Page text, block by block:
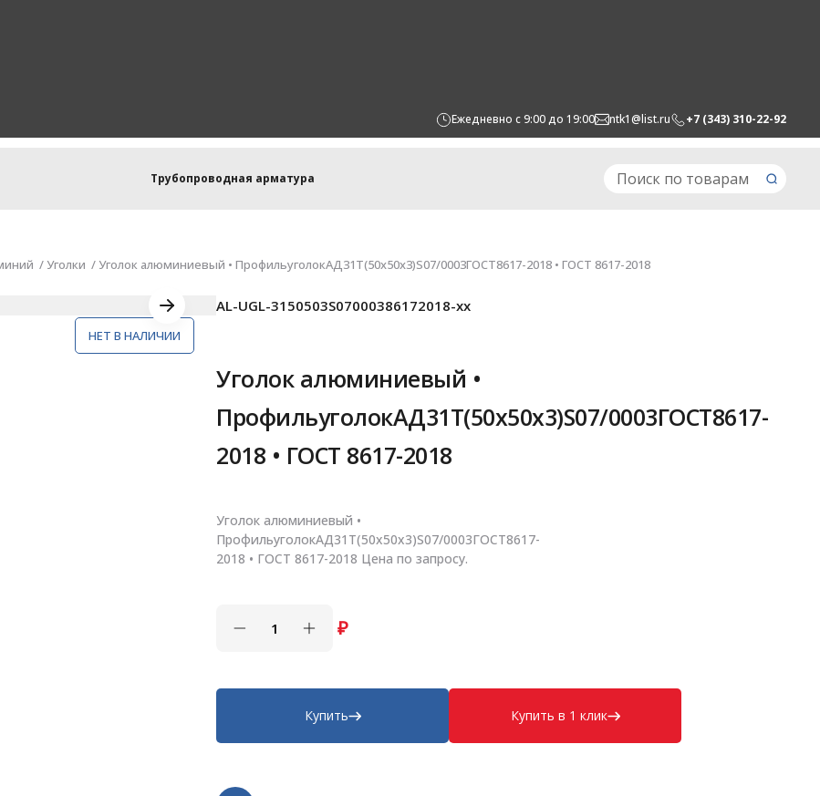
Ежедневно с 9:00 до 19:00 ntk1@list.ru +7 (343) 310-22-92
Трубопроводная арматура
Уголки Уголок алюминиевый • ПрофильуголокАД31Т(50х50х3)S07/0003ГОСТ8617-2018 • ГОСТ 8617-2018
НЕТ В НАЛИЧИИ
AL-UGL-3150503S07000386172018-xx
Уголок алюминиевый •
ПрофильуголокАД31Т(50х50х3)S07/0003ГОСТ8617-
2018 • ГОСТ 8617-2018
Уголок алюминиевый •
ПрофильуголокАД31Т(50х50х3)S07/0003ГОСТ8617-
2018 • ГОСТ 8617-2018 Цена по запросу.
₽
Купить Купить в 1 клик